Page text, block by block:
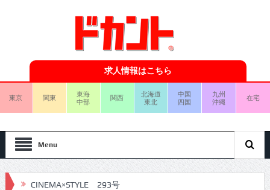
求人情報はこちら
東京 関東
東海
中部
関西
北海道
東北
中国
四国
九州
沖縄
在宅
Menu
CINEMA×STYLE 293号